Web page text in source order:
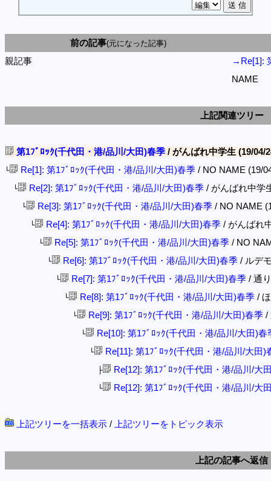
前の記事(元になった記事)
親記事
→Re[1]:
NAME
上記関連ツリー
第1ﾌﾞﾛｯｸ(千代田・港/品川/大田)春季 / がんばれ中学生 (19/04/
└ Re[1]: 第1ﾌﾞﾛｯｸ(千代田・港/品川/大田)春季 / NO NAME (19/
└ Re[2]: 第1ﾌﾞﾛｯｸ(千代田・港/品川/大田)春季 / がんばれ中学
└ Re[3]: 第1ﾌﾞﾛｯｸ(千代田・港/品川/大田)春季 / NO NAME
└ Re[4]: 第1ﾌﾞﾛｯｸ(千代田・港/品川/大田)春季 / がんばれ
└ Re[5]: 第1ﾌﾞﾛｯｸ(千代田・港/品川/大田)春季 / NO
└ Re[6]: 第1ﾌﾞﾛｯｸ(千代田・港/品川/大田)春季 / ルデ
└ Re[7]: 第1ﾌﾞﾛｯｸ(千代田・港/品川/大田)春季 / 通
└ Re[8]: 第1ﾌﾞﾛｯｸ(千代田・港/品川/大田)春季 /
└ Re[9]: 第1ﾌﾞﾛｯｸ(千代田・港/品川/大田)春季 /
└ Re[10]: 第1ﾌﾞﾛｯｸ(千代田・港/品川/大田)春
└ Re[11]: 第1ﾌﾞﾛｯｸ(千代田・港/品川/大田)
├ Re[12]: 第1ﾌﾞﾛｯｸ(千代田・港/品川/大
└ Re[12]: 第1ﾌﾞﾛｯｸ(千代田・港/品川/大
上記ツリーを一括表示 / 上記ツリーをトピック表示
上記の記事へ返信